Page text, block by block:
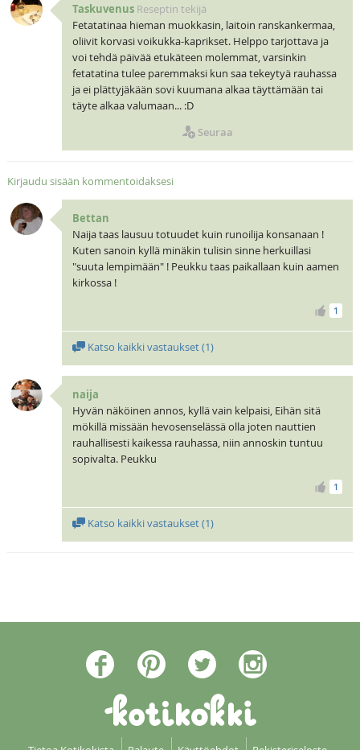
Taskuvenus Reseptin tekijä
Fetatatinaa hieman muokkasin, laitoin ranskankermaa,
oliivit korvasi voikukka-kaprikset. Helppo tarjottava ja
voi tehdä päivää etukäteen molemmat, varsinkin
fetatatina tulee paremmaksi kun saa tekeytyä rauhassa
ja ei plättyjäkään sovi kuumana alkaa täyttämään tai
täyte alkaa valumaan... :D
Seuraa
Kirjaudu sisään kommentoidaksesi
Bettan
Naija taas lausuu totuudet kuin runoilija konsanaan !
Kuten sanoin kyllä minäkin tulisin sinne herkuillasi
"suuta lempimään" ! Peukku taas paikallaan kuin aamen
kirkossa !
1
Katso kaikki vastaukset (1)
naija
Hyvän näköinen annos, kyllä vain kelpaisi, Eihän sitä
mökillä missään hevosenselässä olla joten nauttien
rauhallisesti kaikessa rauhassa, niin annoskin tuntuu
sopivalta. Peukku
1
Katso kaikki vastaukset (1)